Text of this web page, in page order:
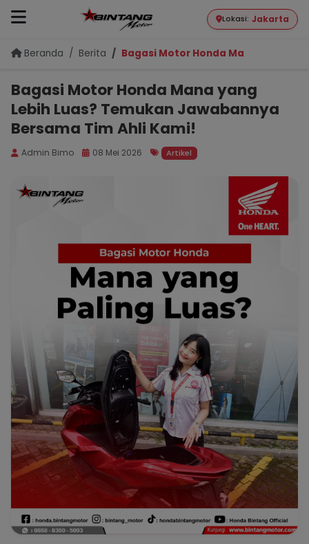
Lokasi: Jakarta
Beranda Berita Bagasi Motor Honda Mana yang
Bagasi Motor Honda Mana yang
Lebih Luas? Temukan Jawabannya
Bersama Tim Ahli Kami!
Admin Bimo 08 Mei 2026 Artikel